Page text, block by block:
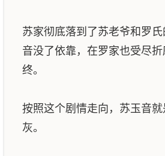
苏家彻底落到了苏老爷和罗
音没了依靠，在罗家也受尽
终。
按照这个剧情走向，苏玉音
灰。